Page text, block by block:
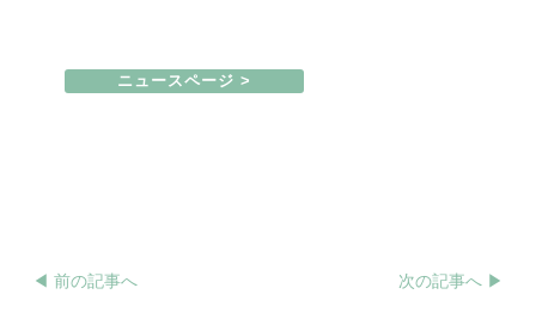
ニュースページ >
◀︎ 前の記事へ 次の記事へ ▶︎